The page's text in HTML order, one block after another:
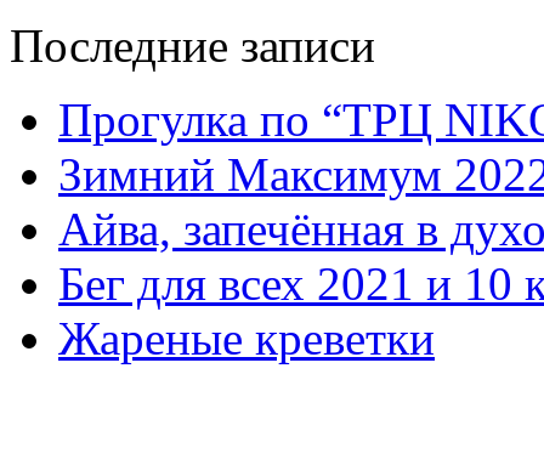
Последние записи
Прогулка по “ТРЦ
Зимний Максимум
Айва, запечённая в
Бег для всех 2021 и 10
Жареные креветки